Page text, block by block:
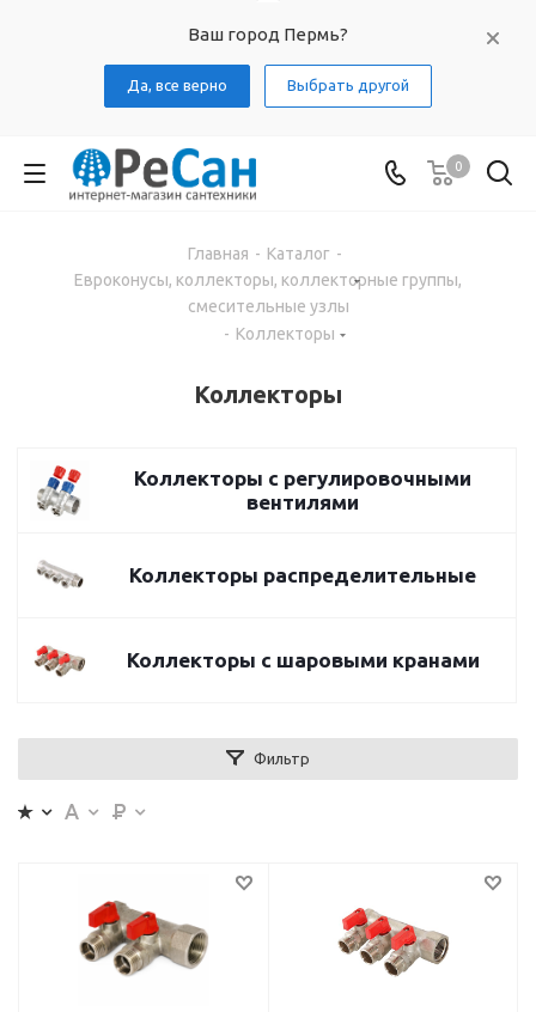
Ваш город Пермь?
Да, все верно Выбрать другой
0
Главная - Каталог -
Евроконусы, коллекторы, коллекторные группы,
смесительные узлы
- Коллекторы
Коллекторы
Коллекторы с регулировочными
вентилями
Коллекторы распределительные
Коллекторы с шаровыми кранами
Фильтр